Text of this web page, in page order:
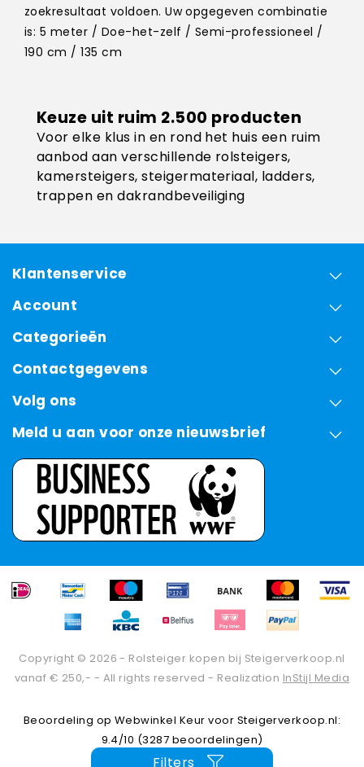
Filters
zoekresultaat voldoen. Uw opgegeven combinatie
is: 5 meter / Doe-het-zelf / Semi-professioneel /
190 cm / 135 cm
Keuze uit ruim 2.500 producten
Voor elke klus in en rond het huis een ruim
aanbod aan verschillende rolsteigers,
kamersteigers, steigermateriaal, ladders,
trappen en dakrandbeveiliging
Klantenservice
Account
Categorieën
Contactgegevens
Volg ons
Meld u aan voor onze nieuwsbrief
Copyright © 2026 - Rolsteiger kopen bij Steigerverkoop.nl
vanaf € 250,- - All rights reserved - Realization InStijl Media
Beoordeling op Webwinkel Keur voor Steigerverkoop.nl:
9.4/10 (3287 beoordelingen)